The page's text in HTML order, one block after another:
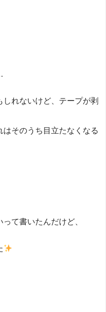
れないけど、テープが剥
そのうち目立たなくなる
て書いたんだけど、